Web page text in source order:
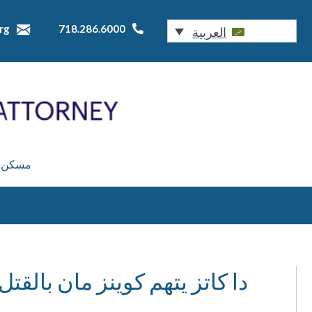
العربية 718.286.6000
مسكن
دا كاتز يتهم كوينز مان